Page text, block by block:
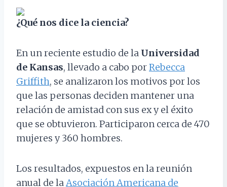
¿Qué nos dice la ciencia?
En un reciente estudio de la Universidad
de Kansas, llevado a cabo porRebecca
Griffith, se analizaron los motivos por los
que las personas deciden mantener una
relación de amistad con sus ex y el éxito
que se obtuvieron. Participaron cerca de 470
mujeres y 360 hombres.
Los resultados, expuestos en la reunión
anual de laAsociación Americana de